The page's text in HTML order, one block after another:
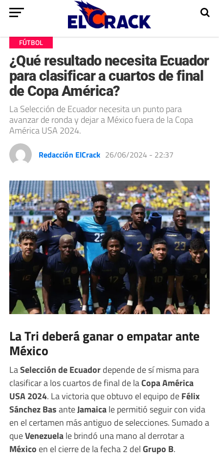
FÚTBOL
¿Qué resultado necesita Ecuador
para clasificar a cuartos de final
de Copa América?
La Selección de Ecuador necesita un punto para
avanzar de ronda y dejar a México fuera de la Copa
América USA 2024.
Redacción ElCrack 26/06/2024 - 22:37
La Tri deberá ganar o empatar ante
México
LaSelección de Ecuadordepende de sí misma para
clasificar a los cuartos de final de laCopa América
USA 2024. La victoria que obtuvo el equipo deFélix
Sánchez BasanteJamaicale permitió seguir con vida
en el certamen más antiguo de selecciones. Sumado a
queVenezuelale brindó una mano al derrotar a
México en el cierre de la fecha 2 delGrupo B.